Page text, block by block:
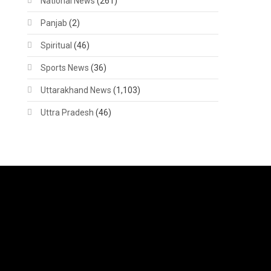
Panjab (2)
Spiritual (46)
Sports News (36)
Uttarakhand News (1,103)
Uttra Pradesh (46)